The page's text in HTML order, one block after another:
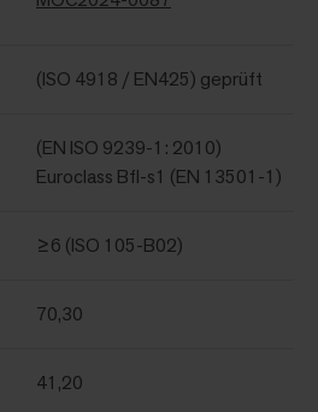
(ISO 4918 / EN425) geprüft
(EN ISO 9239-1: 2010)
Euroclass Bfl-s1 (EN 13501-1)
≥6 (ISO 105-B02)
70,30
41,20